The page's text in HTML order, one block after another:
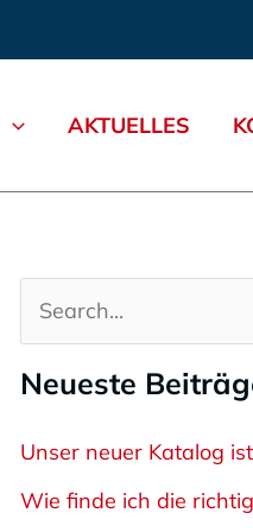
AKTUELLES
u
c
e
n
Neueste
Unser neuer Katalog
Wie finde ich die